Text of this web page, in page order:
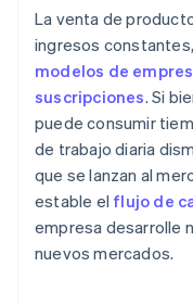
La venta de
ingresos
modelos de
suscripciones. Si
puede consumir
de trabajo diaria
que se lanzan al
estable el flujo de
empresa desarrolle
nuevos mercados.